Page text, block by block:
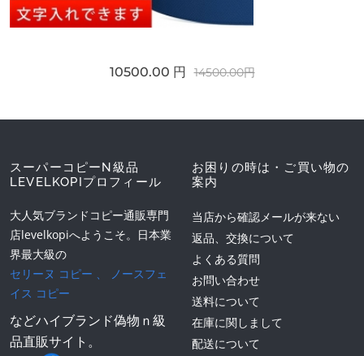
10500.00 円 14500.00円
スーパーコピーN級品
LEVELKOPIプロフィール
大人気ブランドコピー通販専門
店levelkopiへようこそ。日本業
界最大級の
セリーヌ コピー 、
ノースフェ
イス コピー
などハイブランド偽物ｎ級
品直販サイト。
お困りの時は・ご買い物の
案内
当店から確認メールが来ない
返品、交換について
よくある質問
お問い合わせ
送料について
在庫に関しまして
配送について